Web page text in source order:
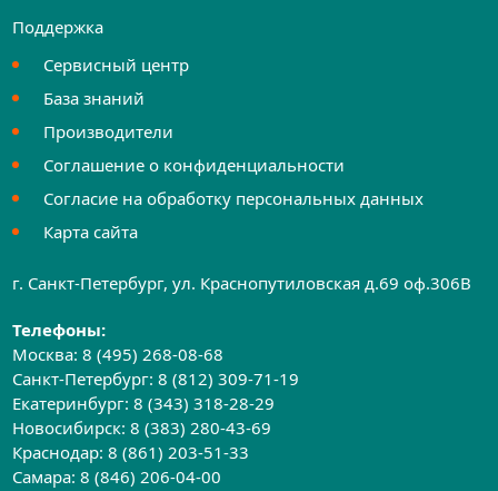
Поддержка
Сервисный центр
База знаний
Производители
Соглашение о конфиденциальности
Согласие на обработку персональных данных
Карта сайта
г. Санкт-Петербург, ул. Краснопутиловская д.69 оф.306B
Телефоны:
Москва:8 (495) 268-08-68
Санкт-Петербург:8 (812) 309-71-19
Екатеринбург:8 (343) 318-28-29
Новосибирск:8 (383) 280-43-69
Краснодар:8 (861) 203-51-33
Самара:8 (846) 206-04-00